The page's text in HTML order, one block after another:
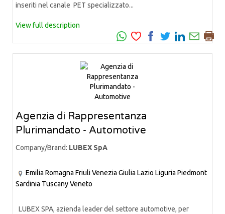
inseriti nel canale PET specializzato...
View full description
Agenzia di Rappresentanza
Plurimandato - Automotive
Company/Brand: LUBEX SpA
Emilia Romagna Friuli Venezia Giulia Lazio Liguria Piedmont
Sardinia TuscanyVeneto
LUBEX SPA, azienda leader del settore automotive, per